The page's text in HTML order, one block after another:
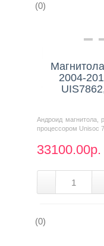
(0)
2004-
Андроид магнитола,
процессором Unisoc
33100.00р.
(0)